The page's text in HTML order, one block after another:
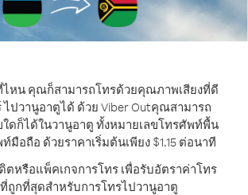
หน คุณก็สามารถโทรด้วยคุณภาพเสียงที่ดี
ปวานูอาตูได้ ด้วย Viber Outคุณสามารถ
ใดก็ได้ในวานูอาตู ทั้งหมายเลขโทรศัพท์พื้น
มือถือ ด้วยราคาเริ่มต้นเพียง $1.15 ต่อนาที
ตหรือแพ็คเกจการโทร เพื่อรับอัตราค่าโทร
ถูกที่สุดสำหรับการโทรไปวานูอาตู